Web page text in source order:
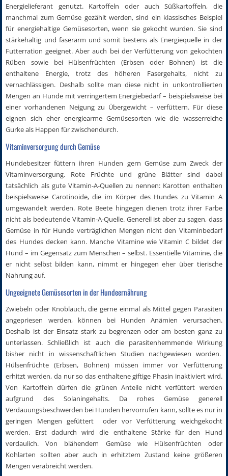
Energielieferant genutzt. Kartoffeln oder auch Süßkartoffeln, die
manchmal zum Gemüse gezählt werden, sind ein klassisches Beispiel
für energiehaltige Gemüsesorten, wenn sie gekocht wurden. Sie sind
stärkehaltig und faserarm und somit bestens als Energiequelle in der
Futterration geeignet. Aber auch bei der Verfütterung von gekochten
Rüben sowie bei Hülsenfrüchten (Erbsen oder Bohnen) ist die
enthaltene Energie, trotz des höheren Fasergehalts, nicht zu
vernachlässigen. Deshalb sollte man diese nicht in unkontrollierten
Mengen an Hunde mit verringertem Energiebedarf – beispielsweise bei
einer vorhandenen Neigung zu Übergewicht – verfüttern. Für diese
eignen sich eher energiearme Gemüsesorten wie die wasserreiche
Gurke als Happen für zwischendurch.
Vitaminversorgung durch Gemüse
Hundebesitzer füttern ihren Hunden gern Gemüse zum Zweck der
Vitaminversorgung. Rote Früchte und grüne Blätter sind dabei
tatsächlich als gute Vitamin-A-Quellen zu nennen: Karotten enthalten
beispielsweise Carotinoide, die im Körper des Hundes zu Vitamin A
umgewandelt werden. Rote Beete hingegen dienen trotz ihrer Farbe
nicht als bedeutende Vitamin-A-Quelle. Generell ist aber zu sagen, dass
Gemüse in für Hunde verträglichen Mengen nicht den Vitaminbedarf
des Hundes decken kann. Manche Vitamine wie Vitamin C bildet der
Hund – im Gegensatz zum Menschen – selbst. Essentielle Vitamine, die
er nicht selbst bilden kann, nimmt er hingegen eher über tierische
Nahrung auf.
Ungeeignete Gemüsesorten in der Hundeernährung
Zwiebeln oder Knoblauch, die gerne einmal als Mittel gegen Parasiten
angepriesen werden, können bei Hunden Anämien verursachen.
Deshalb ist der Einsatz stark zu begrenzen oder am besten ganz zu
unterlassen. Schließlich ist auch die parasitenhemmende Wirkung
bisher nicht in wissenschaftlichen Studien nachgewiesen worden.
Hülsenfrüchte (Erbsen, Bohnen) müssen immer vor Verfütterung
erhitzt werden, da nur so das enthaltene giftige Phasin inaktiviert wird.
Von Kartoffeln dürfen die grünen Anteile nicht verfüttert werden
aufgrund des Solaningehalts. Da rohes Gemüse generell
Verdauungsbeschwerden bei Hunden hervorrufen kann, sollte es nur in
geringen Mengen gefüttert oder vor Verfütterung weichgekocht
werden. Erst dadurch wird die enthaltene Stärke für den Hund
verdaulich. Von blähendem Gemüse wie Hülsenfrüchten oder
Kohlarten sollten aber auch in erhitztem Zustand keine größeren
Mengen verabreicht werden.